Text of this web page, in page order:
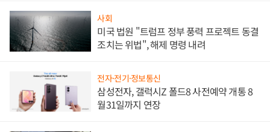
사회
미국 법원 "트럼프 정부 풍력 프로젝트 동결
조치는 위법", 해제 명령 내려
전자·전기·정보통신
삼성전자, 갤럭시Z 폴드8 사전예약 개통 8
월31일까지 연장